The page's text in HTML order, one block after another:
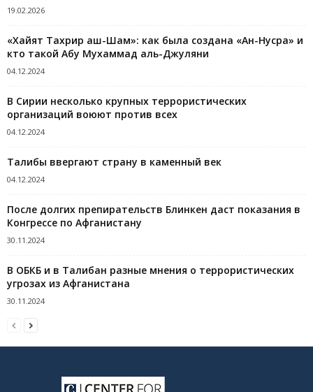
19.02.2026
«Хайят Тахрир аш-Шам»: как была создана «Ан-Нусра» и
кто такой Абу Мухаммад аль-Джуляни
04.12.2024
В Сирии несколько крупных террористических
организаций воюют против всех
04.12.2024
Талибы ввергают страну в каменный век
04.12.2024
После долгих препирательств Блинкен даст показания в
Конгрессе по Афганистану
30.11.2024
В ОБКБ и в Талибан разные мнения о террористических
угрозах из Афганистана
30.11.2024